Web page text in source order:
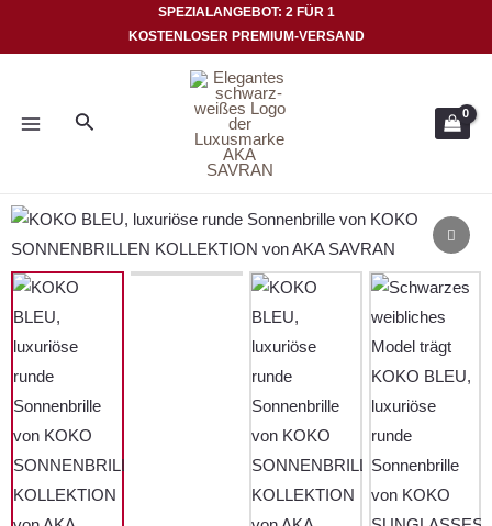
SPEZIALANGEBOT: 2 FÜR 1
KOSTENLOSER PREMIUM-VERSAND
Suche